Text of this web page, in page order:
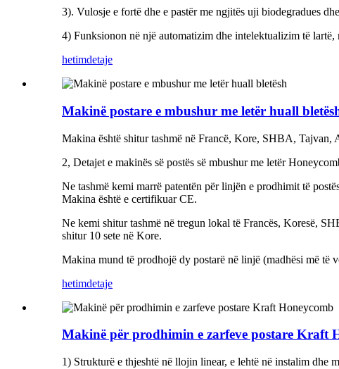
3). Vulosje e fortë dhe e pastër me ngjitës uji biodegradues
4) Funksionon në një automatizim dhe intelektualizim të lartë,
hetimdetaje
Makinë postare e mbushur me letër huall
Makina është shitur tashmë në Francë, Kore, SHBA, Tajvan,
2, Detajet e makinës së postës së mbushur me letër
Ne tashmë kemi marrë patentën për linjën e prodhimit të
Makina është e certifikuar CE.
Ne kemi shitur tashmë në tregun lokal të Francës, Koresë,
shitur 10 sete në Kore.
Makina mund të prodhojë dy postarë në linjë (madhësi më
hetimdetaje
Makinë për prodhimin e zarfeve postare Kraft
1) Strukturë e thjeshtë në llojin linear, e lehtë në instalim dhe